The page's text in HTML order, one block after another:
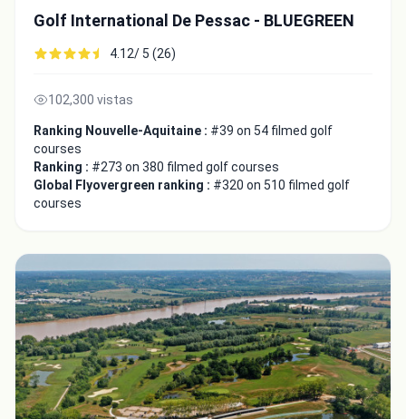
Golf International De Pessac - BLUEGREEN
4.12/ 5 (26)
102,300 vistas
Ranking Nouvelle-Aquitaine : #39 on 54 filmed golf
courses
Ranking : #273 on 380 filmed golf courses
Global Flyovergreen ranking : #320 on 510 filmed golf
courses